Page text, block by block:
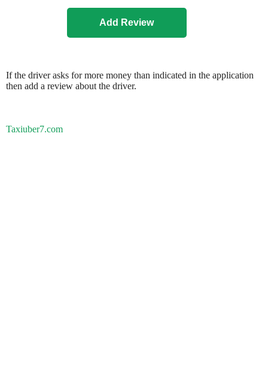
If the driver asks for more money than indicated in the application
then add a review about the driver.
Taxiuber7.com